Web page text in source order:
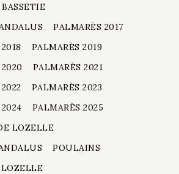
PALMARÈS 2017
PALMARÈS 2019
PALMARÈS 2021
PALMARÈS 2023
PALMARÈS 2025
LOZELLE
POULAINS